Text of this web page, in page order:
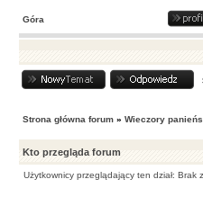
Góra
Strona główna forum » Wieczory
Kto przegląda forum
Użytkownicy przeglądający ten dział: